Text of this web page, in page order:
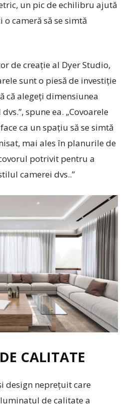
un pic de echilibru ajută
cameră să se simtă
de creație al Dyer Studio,
sunt o piesă de investiție
că alegeți dimensiunea
spune ea. „Covoarele
ca un spațiu să se simtă
mai ales în planurile de
potrivit pentru a
camerei dvs..”
CALITATE
design neprețuit care
de calitate a